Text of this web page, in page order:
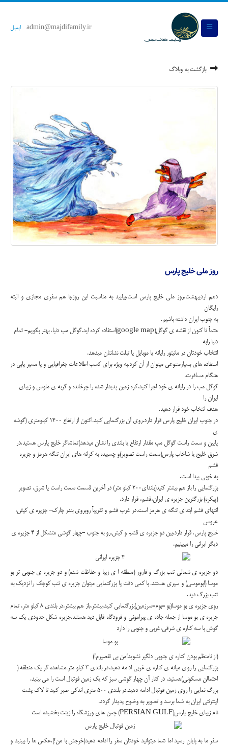
admin@majdifamily.ir ایمیل
بازگشت به وبلاگ
روز ملی خلیج پارس
دهم اردیبهشت،روز ملی خلیج پارس است.بیایید به مناسبت این روز،با هم سفری مجازی و البته
رایگان
به جنوب ایران داشته باشیم.
حتماً تا کنون از نقشه ی گوگل(google map)استفاده کرده اید.گوگل مپ دنیا، بهتر بگویم- تمام
دنیا رابه
انتخاب خودتان در مانیتور رایانه یا موبایل یا تبلت نشانتان میدهد.
استفاده های بسیارمتنوعی میتوان از آن کرد.به ویژه برای کسب اطلاعات جغرافیایی و یا مسیر یابی در
هنگام مسافرت.
گوگل مپ را در رایانه ی خود اجرا کنید.کره زمین پدیدار شده را چرخانده و گربه ی ملوس و زیبای
ایران را
هدف انتخاب خود قرار دهید.
در جنوب ایران خلیج پارس قرار دارد.روی آن بزرگنمایی کنید.اکنون از ارتفاع 1400 کیلومتری (گوشه
ی
پایین و سمت راست گوگل مپ مقدار ارتفاع یا بلندی را نشان میدهد)تماشاگر خلیج پارس هستید.در
شرق خلیج یا شاخاب پارس(سمت راست تصویر)و چسبیده به کرانه های ایران تنگه هرمز و جزیره
قشم
به خوبی پیدا است.
بزرگنمایی را باز هم بیشتر کنید(بلندای200 کیلو متر) در آخرین قسمت سمت راست یا شرق، تصویر
(پیکره) بزرگترین جزیره ی ایران،قشم، قرار دارد.
انتهای قشم ابتدای تنگه ی هرمز است.در غرب قشم و تقریباً روبروی بندر چارک- جزیره ی کیش،
عروس
خلیج پارس، قرار دارد.بین دو جزیره ی قشم و کیش،رو به جنوب -چهار گوشی متشکل از 4 جزیره ی
دیگر ایرانی را میبینیم.
دو جزیره ی شمالی تنب بزرگ و فارور (منطقه ا ی زیبا و حفاظت شده) و دو جزیره ی جنوبی تر بو
موسا (ابوموسی) و سیری هستند. با کمی دقت یا بزرگنمایی میتوان جزیره ی تنب کوچک را نزدیک به
تنب بزرگ دید.
روی جزیره ی بو موسا(بو =بوم=سرزمین)بزرگنمایی کنید.بیشتر،باز هم بیشتر.در بلندی 8 کیلو متر، تمام
جزیره ی بو موسا از جمله جاده ی پیرامونی و فرودگاه قابل دید هستند.جزیره شکل حدودی یک سه
گوش با سه کناره ی شرقی،غربی و جنوبی را دارد
(از نامنظم بودن کناره ی جنوبی دلگیر نشوید!من بی تقصیرم!)
بزرگنمایی را روی میانه ی کناره ی غربی ادامه دهید.در بلندی 3 کیلو متر،مشاهده گر یک منطقه (
احتمالن مسکونی)هستید. در کنار آن چهار گوشی سبز که یک زمین فوتبال است را می بینید.
بزرگ نمایی را روی زمین فوتبال ادامه دهید.در بلندی 500 متری اندکی صبر کنید تا لاک پشت
اینترنتی ایران به شما برسد و تصویر به وضوح پدیدار گردد.
نام زیبای خلیج پارس(PERSIAN GULF) چمن های ورزشگاه را زینت بخشیده است
سفر ما به پایان رسید اما شما میتوانید خودتان سفر را ادامه دهید(خرجش با من!).عکس ها را ببینید و